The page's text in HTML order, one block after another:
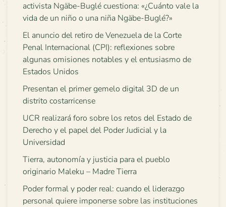
activista Ngäbe-Buglé cuestiona: «¿Cuánto vale la
vida de un niño o una niña Ngäbe-Buglé?»
El anuncio del retiro de Venezuela de la Corte
Penal Internacional (CPI): reflexiones sobre
algunas omisiones notables y el entusiasmo de
Estados Unidos
Presentan el primer gemelo digital 3D de un
distrito costarricense
UCR realizará foro sobre los retos del Estado de
Derecho y el papel del Poder Judicial y la
Universidad
Tierra, autonomía y justicia para el pueblo
originario Maleku – Madre Tierra
Poder formal y poder real: cuando el liderazgo
personal quiere imponerse sobre las instituciones